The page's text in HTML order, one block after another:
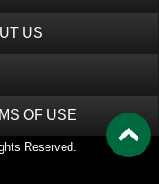
US
OF USE
Reserved.